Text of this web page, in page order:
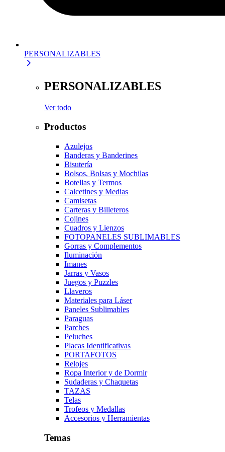
PERSONALIZABLES
PERSONALIZABLES
Ver todo
Productos
Azulejos
Banderas y Banderines
Bisutería
Bolsos, Bolsas y Mochilas
Botellas y Termos
Calcetines y Medias
Camisetas
Carteras y Billeteros
Cojines
Cuadros y Lienzos
FOTOPANELES SUBLIMABLES
Gorras y Complementos
Iluminación
Imanes
Jarras y Vasos
Juegos y Puzzles
Llaveros
Materiales para Láser
Paneles Sublimables
Paraguas
Parches
Peluches
Placas Identificativas
PORTAFOTOS
Relojes
Ropa Interior y de Dormir
Sudaderas y Chaquetas
TAZAS
Telas
Trofeos y Medallas
Accesorios y Herramientas
Temas